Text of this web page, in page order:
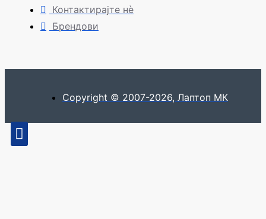
Контактирајте нè
Брендови
Copyright © 2007-2026, Лаптоп МК